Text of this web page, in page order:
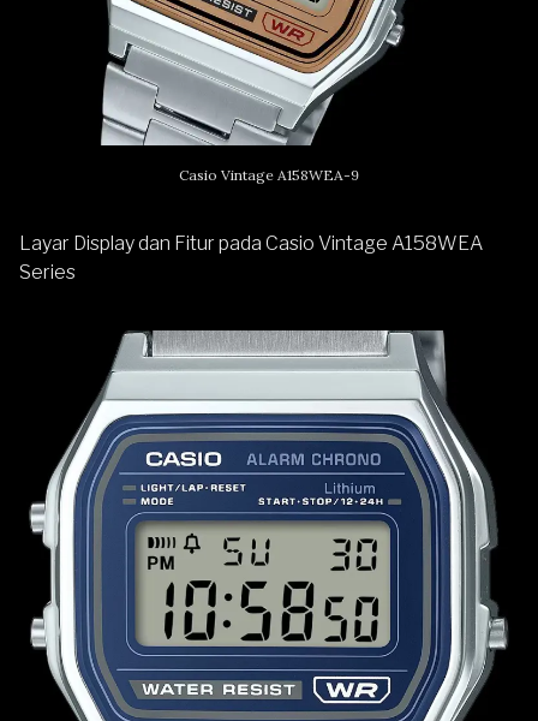
Casio Vintage A158WEA-9
Layar Display dan Fitur pada Casio Vintage A158WEA
Series